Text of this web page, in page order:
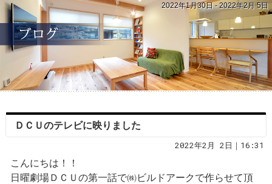
2022年1月30日 - 2022年2月 5日
ＤＣＵのテレビに映りました
2022年2月 2日｜16:31
こんにちは！！
日曜劇場ＤＣＵの第一話で㈱ビルドアークで作らせて頂